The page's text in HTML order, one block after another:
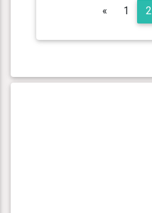
«Previous
1 2